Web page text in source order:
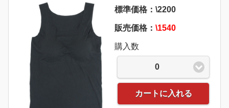
標準価格：\2200
販売価格： \1540
購入数
0
カートに入れる